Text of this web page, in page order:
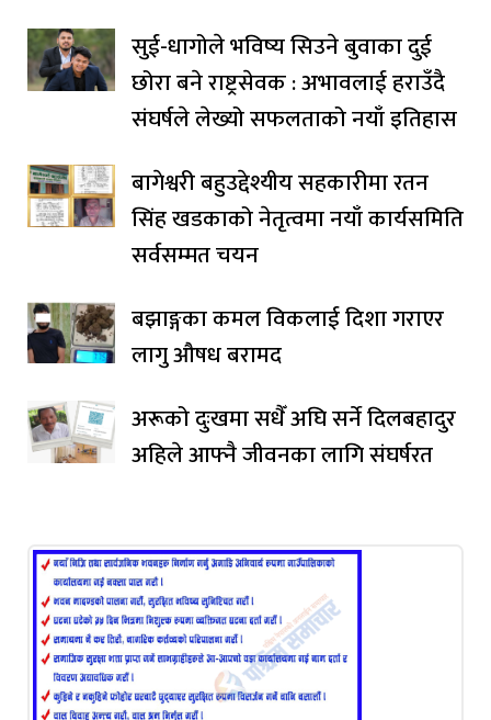
सुई-धागोले भविष्य सिउने बुवाका दुई
छोरा बने राष्ट्रसेवक : अभावलाई हराउँदै
संघर्षले लेख्यो सफलताको नयाँ इतिहास
बागेश्वरी बहुउद्देश्यीय सहकारीमा रतन
सिंह खडकाको नेतृत्वमा नयाँ कार्यसमिति
सर्वसम्मत चयन
बझाङ्गका कमल विकलाई दिशा गराएर
लागु औषध बरामद
अरूको दुःखमा सधैँ अघि सर्ने दिलबहादुर
अहिले आफ्नै जीवनका लागि संघर्षरत